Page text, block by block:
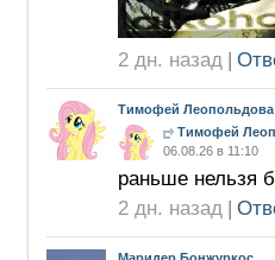
2 дн. назад |
Тимофей Леопольдова
Тимофей
06.08.26 в 11:10
раньше нельзя
2 дн. назад |